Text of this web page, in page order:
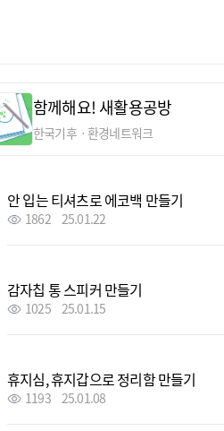
함께해요! 새활용공방
한국기후ㆍ환경네트워크
안 입는 티셔츠로 에코백 만들기
1862 25.01.22
감자칩 통 스피커 만들기
1025 25.01.15
휴지심, 휴지갑으로 정리함 만들기
1193 25.01.08